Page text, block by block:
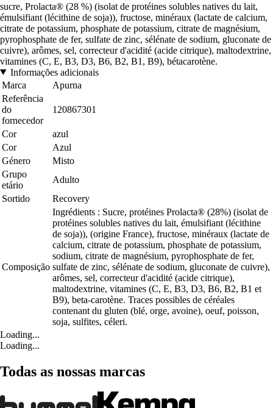
sucre, Prolacta® (28 %) (isolat de protéines solubles natives du lait,
émulsifiant (lécithine de soja)), fructose, minéraux (lactate de calcium,
citrate de potassium, phosphate de potassium, citrate de magnésium,
pyrophosphate de fer, sulfate de zinc, sélénate de sodium, gluconate de
cuivre), arômes, sel, correcteur d'acidité (acide citrique), maltodextrine,
vitamines (C, E, B3, D3, B6, B2, B1, B9), bétacarotène.
Informações adicionais
Marca
Apurna
Referência
do
fornecedor
120867301
Cor
azul
Cor
Azul
Género
Misto
Grupo
etário
Adulto
Sortido
Recovery
Composição
Ingrédients : Sucre, protéines Prolacta® (28%) (isolat de
protéines solubles natives du lait, émulsifiant (lécithine
de soja)), (origine France), fructose, minéraux (lactate de
calcium, citrate de potassium, phosphate de potassium,
sodium, citrate de magnésium, pyrophosphate de fer,
sulfate de zinc, sélénate de sodium, gluconate de cuivre),
arômes, sel, correcteur d'acidité (acide citrique),
maltodextrine, vitamines (C, E, B3, D3, B6, B2, B1 et
B9), beta-carotène. Traces possibles de céréales
contenant du gluten (blé, orge, avoine), oeuf, poisson,
soja, sulfites, céleri.
Loading...
Loading...
Todas as nossas marcas